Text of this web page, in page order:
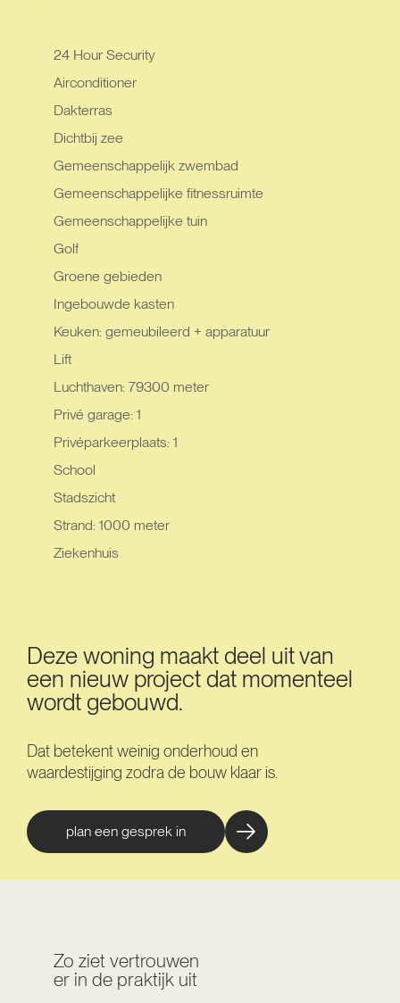
24 Hour Security
Airconditioner
Dakterras
Dichtbij zee
Gemeenschappelijk zwembad
Gemeenschappelijke fitnessruimte
Gemeenschappelijke tuin
Golf
Groene gebieden
Ingebouwde kasten
Keuken: gemeubileerd + apparatuur
Lift
Luchthaven: 79300 meter
Privé garage: 1
Privéparkeerplaats: 1
School
Stadszicht
Strand: 1000 meter
Ziekenhuis
Deze woning maakt deel uit van
een nieuw project dat momenteel
wordt gebouwd.
Dat betekent weinig onderhoud en
waardestijging zodra de bouw klaar is.
plan een gesprek in
Zo ziet vertrouwen
er in de praktijk uit